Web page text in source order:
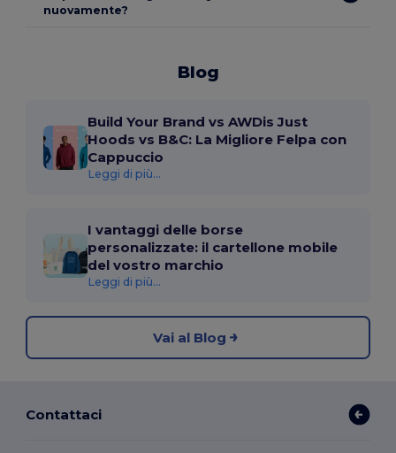
nuovamente?
Blog
Build Your Brand vs AWDis Just
Hoods vs B&C: La Migliore Felpa con
Cappuccio
Leggi di più...
I vantaggi delle borse
personalizzate: il cartellone mobile
del vostro marchio
Leggi di più...
Vai al Blog
Contattaci